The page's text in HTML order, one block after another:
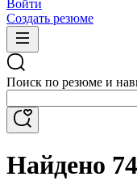
Войти
Создать резюме
Поиск по резюме и
Найдено